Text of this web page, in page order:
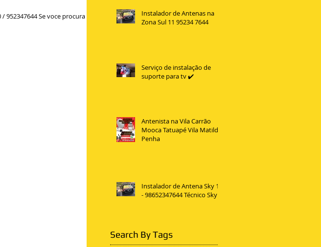
Se voce procura um
Instalador de Antenas na
Zona Sul 11 95234 7644
Serviço de instalação de
suporte para tv ✔️
Antenista na Vila Carrão
Mooca Tatuapé Vila Matilde
Penha
Instalador de Antena Sky 11
- 98652347644 Técnico Sky
Search By Tags